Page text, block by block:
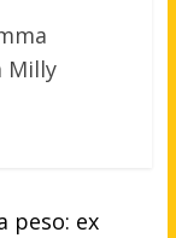
Milly
peso: ex